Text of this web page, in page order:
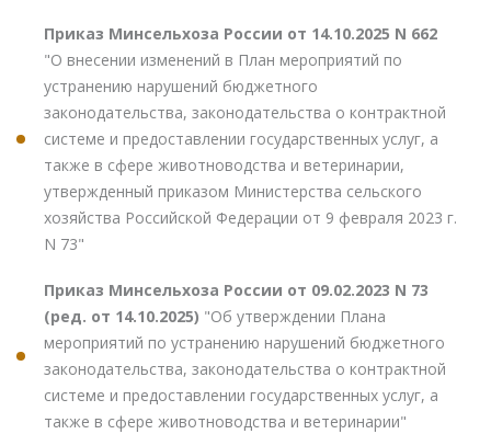
Приказ Минсельхоза России от 14.10.2025 N 662
"О внесении изменений в План мероприятий по
устранению нарушений бюджетного
законодательства, законодательства о контрактной
системе и предоставлении государственных услуг, а
также в сфере животноводства и ветеринарии,
утвержденный приказом Министерства сельского
хозяйства Российской Федерации от 9 февраля 2023 г.
N 73"
Приказ Минсельхоза России от 09.02.2023 N 73
(ред. от 14.10.2025) "Об утверждении Плана
мероприятий по устранению нарушений бюджетного
законодательства, законодательства о контрактной
системе и предоставлении государственных услуг, а
также в сфере животноводства и ветеринарии"